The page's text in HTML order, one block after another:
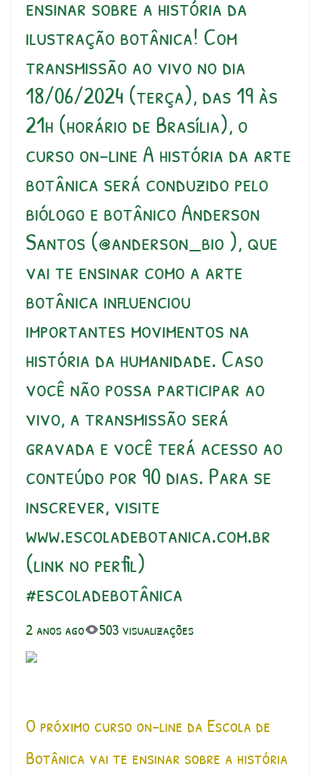
ensinar sobre a história da
ilustração botânica! Com
transmissão ao vivo no dia
18/06/2024 (terça), das 19 às
21h (horário de Brasília), o
curso on-line A história da arte
botânica será conduzido pelo
biólogo e botânico Anderson
Santos (@anderson_bio ), que
vai te ensinar como a arte
botânica influenciou
importantes movimentos na
história da humanidade. Caso
você não possa participar ao
vivo, a transmissão será
gravada e você terá acesso ao
conteúdo por 90 dias. Para se
inscrever, visite
www.escoladebotanica.com.br
(link no perfil)
#escoladebotânica
2 anos ago 503 visualizações
O próximo curso on-line da Escola de
Botânica vai te ensinar sobre a história